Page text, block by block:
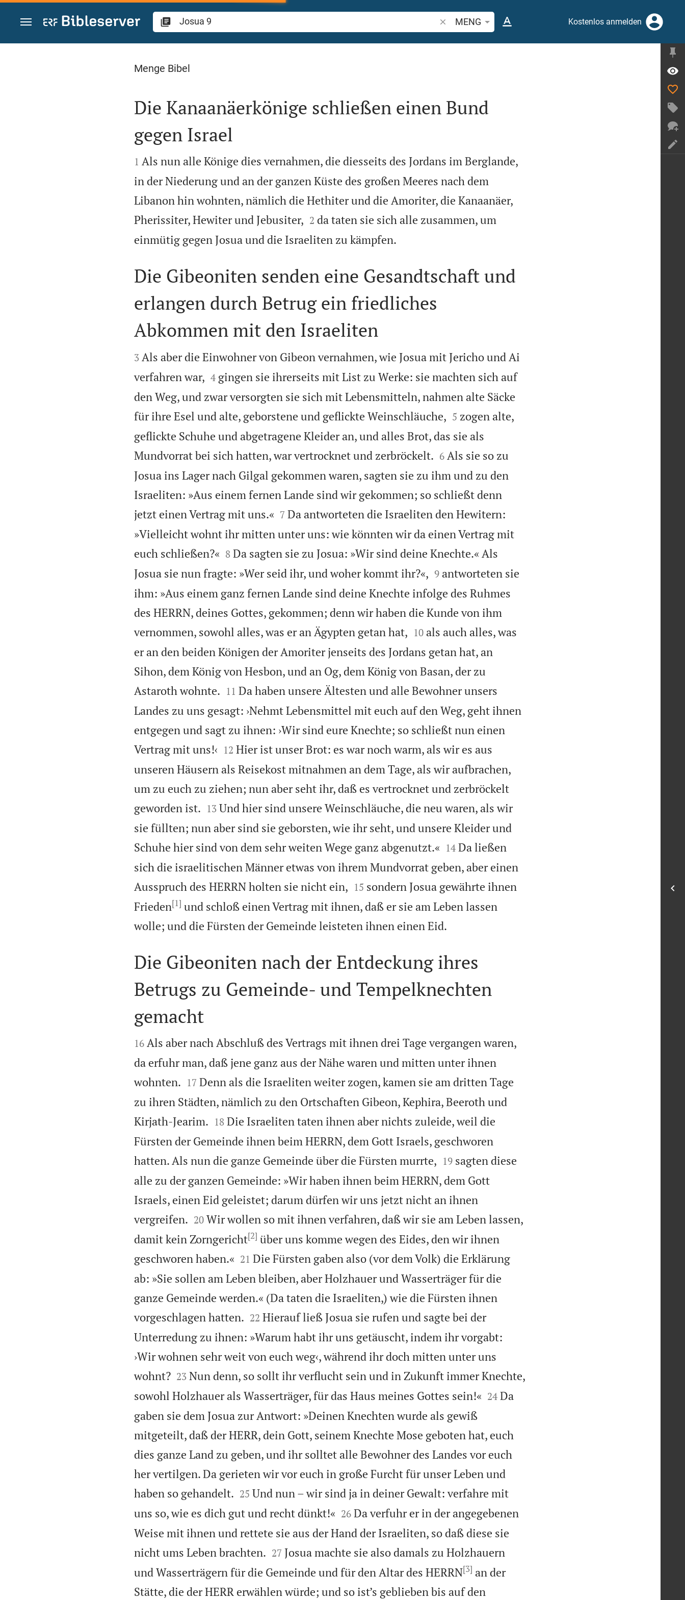
Zum Inhalt springen
Bibelstelle oder Begriff suchen
MENG Kostenlos anmelden
Josua 9
Menge Bibel

Die Kanaanäerkönige schließen einen Bund
gegen Israel

1 Als nun alle Könige dies vernahmen, die diesseits des Jordans im Berglande,
in der Niederung und an der ganzen Küste des großen Meeres nach dem
Libanon hin wohnten, nämlich die Hethiter und die Amoriter, die Kanaanäer,
Pherissiter, Hewiter und Jebusiter,
2 da taten sie sich alle zusammen, um
einmütig gegen Josua und die Israeliten zu kämpfen.

Die Gibeoniten senden eine Gesandtschaft und
erlangen durch Betrug ein friedliches
Abkommen mit den Israeliten

3 Als aber die Einwohner von Gibeon vernahmen, wie Josua mit Jericho und Ai
verfahren war, 

4 gingen sie ihrerseits mit List zu Werke: sie machten sich auf
den Weg, und zwar versorgten sie sich mit Lebensmitteln, nahmen alte Säcke
für ihre Esel und alte, geborstene und geflickte Weinschläuche, 

5 zogen alte,
geflickte Schuhe und abgetragene Kleider an, und alles Brot, das sie als
Mundvorrat bei sich hatten, war vertrocknet und zerbröckelt.
6 Als sie so zu
Josua ins Lager nach Gilgal gekommen waren, sagten sie zu ihm und zu den
Israeliten: »Aus einem fernen Lande sind wir gekommen; so schließt denn
jetzt einen Vertrag mit uns.«
7 Da antworteten die Israeliten den Hewitern:
»Vielleicht wohnt ihr mitten unter uns: wie könnten wir da einen Vertrag mit
euch schließen?«
8 Da sagten sie zu Josua: »Wir sind deine Knechte.« Als
Josua sie nun fragte: »Wer seid ihr, und woher kommt ihr?«, 

9 antworteten sie
ihm: »Aus einem ganz fernen Lande sind deine Knechte infolge des Ruhmes
des HERRN, deines Gottes, gekommen; denn wir haben die Kunde von ihm
vernommen, sowohl alles, was er an Ägypten getan hat, 

10 als auch alles, was
er an den beiden Königen der Amoriter jenseits des Jordans getan hat, an
Sihon, dem König von Hesbon, und an Og, dem König von Basan, der zu
Astaroth wohnte.
11 Da haben unsere Ältesten und alle Bewohner unsers
Landes zu uns gesagt: ›Nehmt Lebensmittel mit euch auf den Weg, geht ihnen
entgegen und sagt zu ihnen: ›Wir sind eure Knechte; so schließt nun einen
Vertrag mit uns!‹
12 Hier ist unser Brot: es war noch warm, als wir es aus
unseren Häusern als Reisekost mitnahmen an dem Tage, als wir aufbrachen,
um zu euch zu ziehen; nun aber seht ihr, daß es vertrocknet und zerbröckelt
geworden ist.
13 Und hier sind unsere Weinschläuche, die neu waren, als wir
sie füllten; nun aber sind sie geborsten, wie ihr seht, und unsere Kleider und
Schuhe hier sind von dem sehr weiten Wege ganz abgenutzt.«
14 Da ließen
sich die israelitischen Männer etwas von ihrem Mundvorrat geben, aber einen
Ausspruch des HERRN holten sie nicht ein, 

15 sondern Josua gewährte ihnen
Frieden[1] und schloß einen Vertrag mit ihnen, daß er sie am Leben lassen
wolle; und die Fürsten der Gemeinde leisteten ihnen einen Eid.

Die Gibeoniten nach der Entdeckung ihres
Betrugs zu Gemeinde- und Tempelknechten
gemacht

16 Als aber nach Abschluß des Vertrags mit ihnen drei Tage vergangen waren,
da erfuhr man, daß jene ganz aus der Nähe waren und mitten unter ihnen
wohnten.
17 Denn als die Israeliten weiter zogen, kamen sie am dritten Tage
zu ihren Städten, nämlich zu den Ortschaften Gibeon, Kephira, Beeroth und
Kirjath-Jearim.
18 Die Israeliten taten ihnen aber nichts zuleide, weil die
Fürsten der Gemeinde ihnen beim HERRN, dem Gott Israels, geschworen
hatten. Als nun die ganze Gemeinde über die Fürsten murrte, 

19 sagten diese
alle zu der ganzen Gemeinde: »Wir haben ihnen beim HERRN, dem Gott
Israels, einen Eid geleistet; darum dürfen wir uns jetzt nicht an ihnen
vergreifen.
20 Wir wollen so mit ihnen verfahren, daß wir sie am Leben lassen,
damit kein Zorngericht[2] über uns komme wegen des Eides, den wir ihnen
geschworen haben.«
21 Die Fürsten gaben also (vor dem Volk) die Erklärung
ab: »Sie sollen am Leben bleiben, aber Holzhauer und Wasserträger für die
ganze Gemeinde werden.« (Da taten die Israeliten,) wie die Fürsten ihnen
vorgeschlagen hatten.
22 Hierauf ließ Josua sie rufen und sagte bei der
Unterredung zu ihnen: »Warum habt ihr uns getäuscht, indem ihr vorgabt:
›Wir wohnen sehr weit von euch weg‹, während ihr doch mitten unter uns
wohnt?
23 Nun denn, so sollt ihr verflucht sein und in Zukunft immer Knechte,
sowohl Holzhauer als Wasserträger, für das Haus meines Gottes sein!«
24 Da
gaben sie dem Josua zur Antwort: »Deinen Knechten wurde als gewiß
mitgeteilt, daß der HERR, dein Gott, seinem Knechte Mose geboten hat, euch
dies ganze Land zu geben, und ihr solltet alle Bewohner des Landes vor euch
her vertilgen. Da gerieten wir vor euch in große Furcht für unser Leben und
haben so gehandelt.
25 Und nun – wir sind ja in deiner Gewalt: verfahre mit
uns so, wie es dich gut und recht dünkt!«
26 Da verfuhr er in der angegebenen
Weise mit ihnen und rettete sie aus der Hand der Israeliten, so daß diese sie
nicht ums Leben brachten.
27 Josua machte sie also damals zu Holzhauern
und Wasserträgern für die Gemeinde und für den Altar des HERRN[3] an der
Stätte, die der HERR erwählen würde; und so ist’s geblieben bis auf den